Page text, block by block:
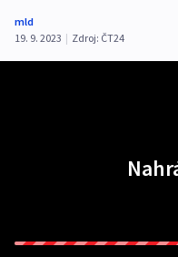
mld
19. 9. 2023 | Zdroj: ČT24